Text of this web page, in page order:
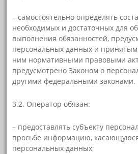
– самостоятельно определять
необходимых и достаточных для
выполнения обязанностей,
персональных данных и
ним нормативными правовыми
предусмотрено Законом о
другими федеральными законами.
3.2. Оператор обязан:
– предоставлять субъекту
просьбе информацию,
персональных данных;